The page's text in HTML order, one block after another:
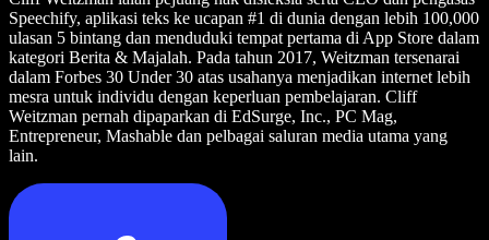
Speechify, aplikasi teks ke ucapan #1 di dunia dengan lebih 100,000
ulasan 5 bintang dan menduduki tempat pertama di App Store dalam
kategori Berita & Majalah. Pada tahun 2017, Weitzman tersenarai
dalam Forbes 30 Under 30 atas usahanya menjadikan internet lebih
mesra untuk individu dengan keperluan pembelajaran. Cliff
Weitzman pernah dipaparkan di EdSurge, Inc., PC Mag,
Entrepreneur, Mashable dan pelbagai saluran media utama yang
lain.